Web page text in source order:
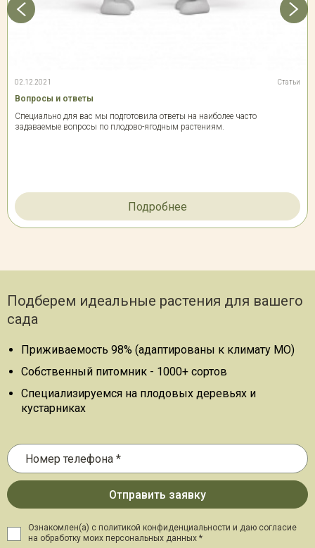
02.12.2021 Статьи
Вопросы и ответы
Специально для вас мы подготовила ответы на наиболее часто
задаваемые вопросы по плодово-ягодным растениям.
Подробнее
Подберем идеальные растения для вашего
сада
Приживаемость 98% (адаптированы к климату МО)
Собственный питомник - 1000+ сортов
Специализируемся на плодовых деревьях и
кустарниках
Ознакомлен(а) с политикой конфиденциальности и даю согласие
на обработку моих персональных данных *